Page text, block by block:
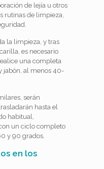
de lejía u otros
rutinas de limpieza,
la limpieza, y tras
es necesario
una completa
jabón, al menos 40-
serán
hasta el
habitual,
un ciclo completo
y 90 grados.
en los